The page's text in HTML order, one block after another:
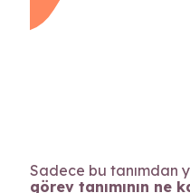
Sadece bu tanımdan
görev tanımının ne